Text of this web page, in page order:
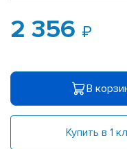
2 356
В
Купить в 1